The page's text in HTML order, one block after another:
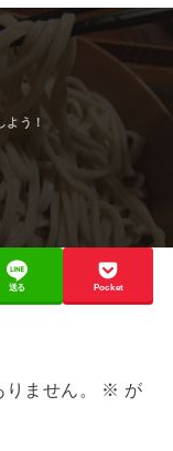
送る Pocket
ません。 ※ が